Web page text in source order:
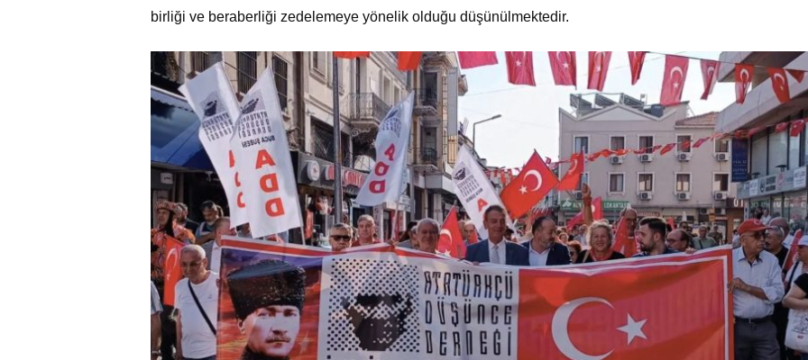
birliği ve beraberliği zedelemeye yönelik olduğu düşünülmektedir.